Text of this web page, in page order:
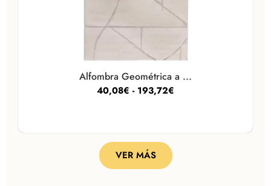
Alfombra Geométrica a ...
40,08€ - 193,72€
VER MÁS